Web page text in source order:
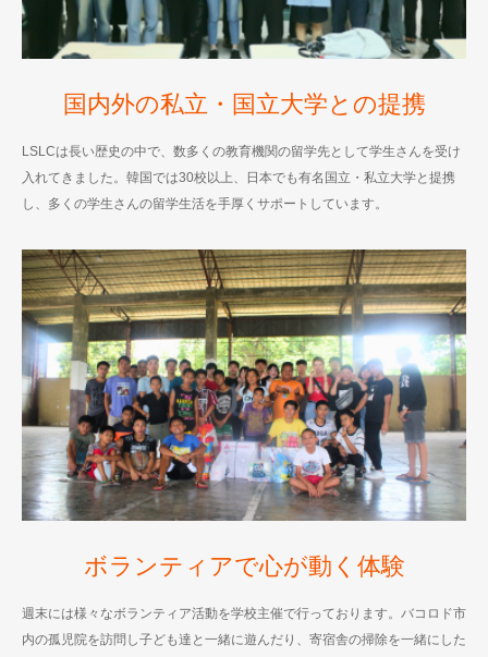
国内外の私立・国立大学との提携
LSLCは長い歴史の中で、数多くの教育機関の留学先として学生さんを受け
入れてきました。韓国では30校以上、日本でも有名国立・私立大学と提携
し、多くの学生さんの留学生活を手厚くサポートしています。
ボランティアで心が動く体験
週末には様々なボランティア活動を学校主催で行っております。バコロド市
内の孤児院を訪問し子ども達と一緒に遊んだり、寄宿舎の掃除を一緒にした